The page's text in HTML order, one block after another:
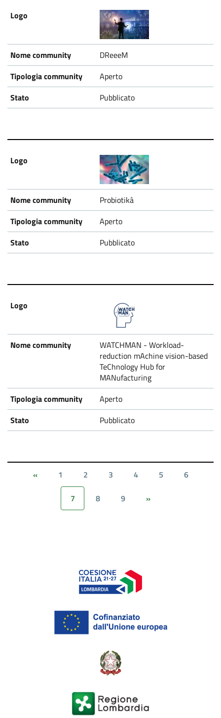
DReeeM
Aperto
Pubblicato
Probiotikà
Aperto
Pubblicato
WATCHMAN - Workload-
reduction mAchine vision-based
TeChnology Hub for
MANufacturing
Aperto
Pubblicato
« 1 2 3 4 5
6
7
8 9 »